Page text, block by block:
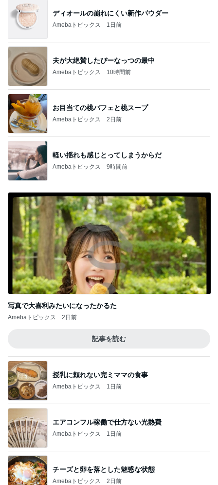
ディオールの崩れにくい新作パウダー
Amebaトピックス 1日前
夫が大絶賛したぴーなっつの最中
Amebaトピックス 10時間前
お目当ての桃パフェと桃スープ
Amebaトピックス 2日前
軽い揺れも感じとってしまうからだ
Amebaトピックス 9時間前
写真で大喜利みたいになったかるた
Amebaトピックス 2日前
記事を読む
授乳に頼れない完ミママの食事
Amebaトピックス 1日前
エアコンフル稼働で仕方ない光熱費
Amebaトピックス 1日前
チーズと卵を落とした魅惑な状態
Amebaトピックス 2日前